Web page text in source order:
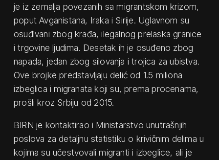
je iz zemalja povezanih sa migrantskom krizom,
poput Avganistana, Iraka i Sirije. Uglavnom su
osuđivani zbog krađa, ilegalnog prelaska granice
i trgovine ljudima. Desetak ih je osuđeno zbog
napada, jedan zbog silovanja i trojica za ubistva.
Ove brojke predstavljaju delić od 1.5 miliona
izbeglica i migranata koji su, prema procenama,
prošli kroz Srbiju od 2015.
BIRN je kontaktirao i Ministarstvo unutrašnjih
poslova za detaljnu statistiku o krivičnim delima u
kojima su učestvovali migranti i izbeglice, ali je